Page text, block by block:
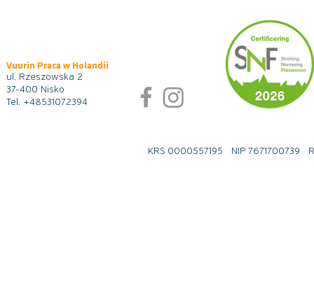
Vuurin Praca w Holandii
ul. Rzeszowska 2
37-400 Nisko
Tel. +48531072394
KRS 0000557195 NIP 7671700739